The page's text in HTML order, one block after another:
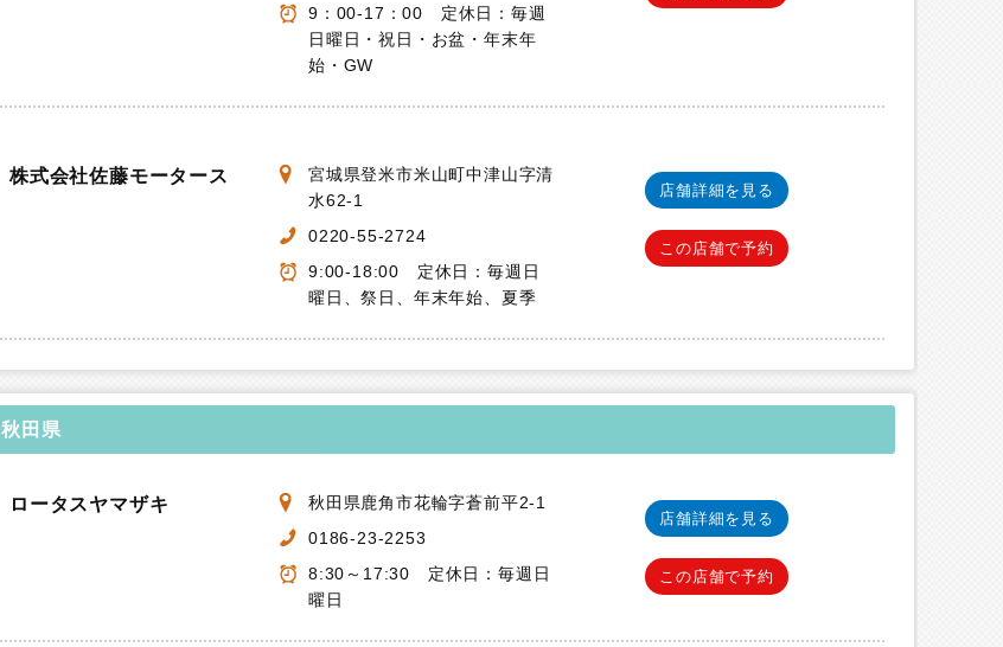
9：00-17：00 定休日：毎週
日曜日・祝日・お盆・年末年
始・GW
株式会社佐藤モータース
宮城県登米市米山町中津山字清
水62-1
0220-55-2724
9:00-18:00 定休日：毎週日
曜日、祭日、年末年始、夏季
店舗詳細を見る
この店舗で予約
秋田県
ロータスヤマザキ
秋田県鹿角市花輪字蒼前平2-1
0186-23-2253
8:30～17:30 定休日：毎週日
曜日
店舗詳細を見る
この店舗で予約